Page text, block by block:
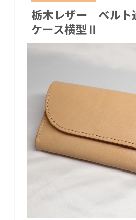
栃木レザー ベルト
ケース横型Ⅱ